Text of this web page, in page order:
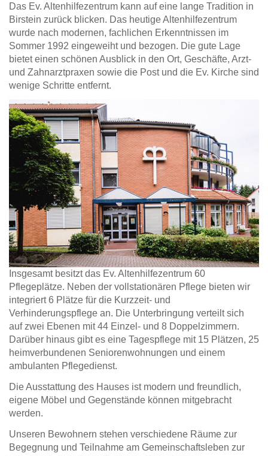
Das Ev. Altenhilfezentrum kann auf eine lange Tradition in
Birstein zurück blicken. Das heutige Altenhilfezentrum
wurde nach modernen, fachlichen Erkenntnissen im
Sommer 1992 eingeweiht und bezogen. Die gute Lage
bietet einen schönen Ausblick in den Ort, Geschäfte, Arzt-
und Zahnarztpraxen sowie die Post und die Ev. Kirche sind
wenige Schritte entfernt.
Insgesamt besitzt das Ev. Altenhilfezentrum 60
Pflegeplätze. Neben der vollstationären Pflege bieten wir
integriert 6 Plätze für die Kurzzeit- und
Verhinderungspflege an. Die Unterbringung verteilt sich
auf zwei Ebenen mit 44 Einzel- und 8 Doppelzimmern.
Darüber hinaus gibt es eine Tagespflege mit 15 Plätzen, 25
heimverbundenen Seniorenwohnungen und einem
ambulanten Pflegedienst.
Die Ausstattung des Hauses ist modern und freundlich,
eigene Möbel und Gegenstände können mitgebracht
werden.
Unseren Bewohnern stehen verschiedene Räume zur
Begegnung und Teilnahme am Gemeinschaftsleben zur